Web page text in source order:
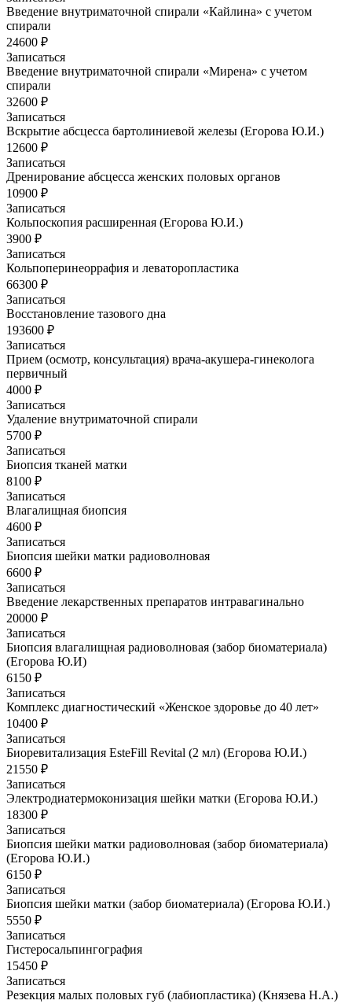
Введение внутриматочной спирали «Кайлина» с учетом
спирали
24600 ₽
Записаться
Введение внутриматочной спирали «Мирена» с учетом
спирали
32600 ₽
Записаться
Вскрытие абсцесса бартолиниевой железы (Егорова Ю.И.)
12600 ₽
Записаться
Дренирование абсцесса женских половых органов
10900 ₽
Записаться
Кольпоскопия расширенная (Егорова Ю.И.)
3900 ₽
Записаться
Кольпоперинеоррафия и леваторопластика
66300 ₽
Записаться
Восстановление тазового дна
193600 ₽
Записаться
Прием (осмотр, консультация) врача-акушера-гинеколога
первичный
4000 ₽
Записаться
Удаление внутриматочной спирали
5700 ₽
Записаться
Биопсия тканей матки
8100 ₽
Записаться
Влагалищная биопсия
4600 ₽
Записаться
Биопсия шейки матки радиоволновая
6600 ₽
Записаться
Введение лекарственных препаратов интравагинально
20000 ₽
Записаться
Биопсия влагалищная радиоволновая (забор биоматериала)
(Егорова Ю.И)
6150 ₽
Записаться
Комплекс диагностический «Женское здоровье до 40 лет»
10400 ₽
Записаться
Биоревитализация EsteFill Revital (2 мл) (Егорова Ю.И.)
21550 ₽
Записаться
Электродиатермоконизация шейки матки (Егорова Ю.И.)
18300 ₽
Записаться
Биопсия шейки матки радиоволновая (забор биоматериала)
(Егорова Ю.И.)
6150 ₽
Записаться
Биопсия шейки матки (забор биоматериала) (Егорова Ю.И.)
5550 ₽
Записаться
Гистеросальпингография
15450 ₽
Записаться
Резекция малых половых губ (лабиопластика) (Князева Н.А.)